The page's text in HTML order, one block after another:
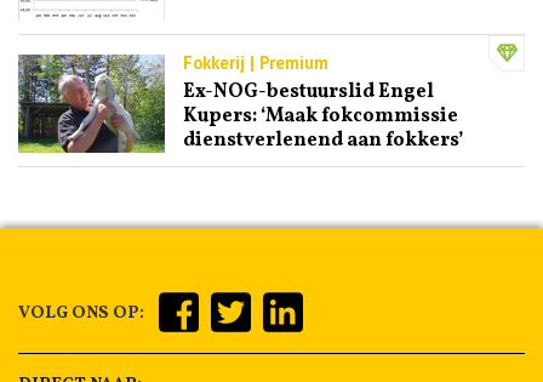
Fokkerij | Premium
Ex-NOG-bestuurslid Engel
Kupers: ‘Maak fokcommissie
dienstverlenend aan fokkers’
VOLG ONS OP: